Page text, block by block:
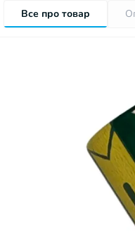
Все про товар